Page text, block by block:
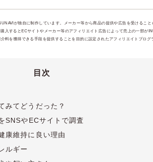
者・犬の管理栄養士・ペット災害危機管理士3
が独自に制作しています。メーカー等から商品の提供や広告を受けるこ
入するとECサイトやメーカー等のアフィリエイト広告によって売上の一部が
料を獲得できる手段を提供することを目的に設定されたアフィリエイトプログ
目次
みてどうだった？
SNSやECサイトで調査
康維持に良い理由
ルギー